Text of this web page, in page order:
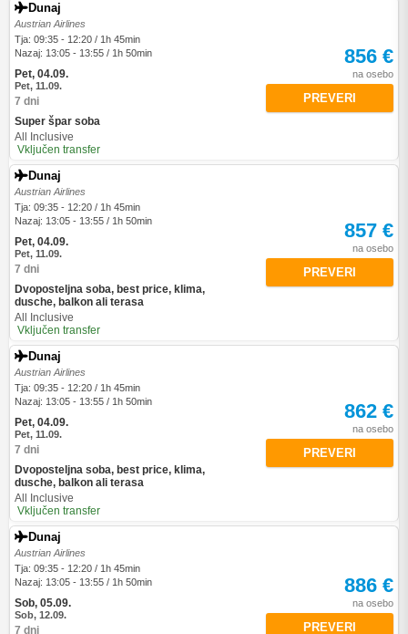
Dunaj
Austrian Airlines
Tja: 09:35 - 12:20 / 1h 45min
Nazaj: 13:05 - 13:55 / 1h 50min
Pet, 04.09.
Pet, 11.09.
7 dni
Super špar soba
All Inclusive
Vključen transfer
856 €
na osebo
PREVERI
Dunaj
Austrian Airlines
Tja: 09:35 - 12:20 / 1h 45min
Nazaj: 13:05 - 13:55 / 1h 50min
Pet, 04.09.
Pet, 11.09.
7 dni
Dvoposteljna soba, best price, klima,
dusche, balkon ali terasa
All Inclusive
Vključen transfer
857 €
na osebo
PREVERI
Dunaj
Austrian Airlines
Tja: 09:35 - 12:20 / 1h 45min
Nazaj: 13:05 - 13:55 / 1h 50min
Pet, 04.09.
Pet, 11.09.
7 dni
Dvoposteljna soba, best price, klima,
dusche, balkon ali terasa
All Inclusive
Vključen transfer
862 €
na osebo
PREVERI
Dunaj
Austrian Airlines
Tja: 09:35 - 12:20 / 1h 45min
Nazaj: 13:05 - 13:55 / 1h 50min
Sob, 05.09.
Sob, 12.09.
7 dni
886 €
na osebo
PREVERI